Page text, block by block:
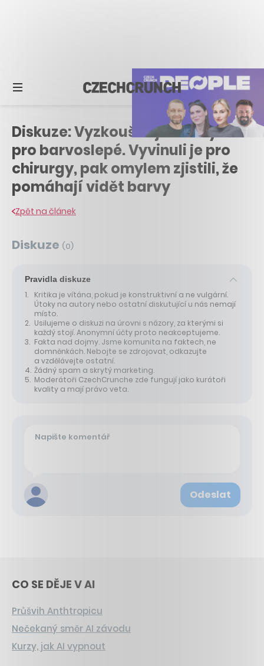
Diskuze: Vyzkoušeli jsme brýle
pro barvoslepé. Vyvinuli je pro
chirurgy, pak omylem zjistili, že
pomáhají vidět barvy
Zpět na článek
Diskuze (0)
Pravidla diskuze
Kritika je vítána, pokud je konstruktivní a ne vulgární.
Útoky na autory nebo ostatní diskutující u nás nemají
místo.
Usilujeme o diskuzi na úrovni s názory, za kterými si
každý stojí. Anonymní účty proto neakceptujeme.
Fakta nad dojmy. Jsme komunita na faktech, ne
domněnkách. Nebojte se zdrojovat, odkazujte
a vzdělávejte ostatní.
Žádný spam a skrytý marketing.
Moderátoři CzechCrunche zde fungují jako kurátoři
kvality a mají právo veta.
Odeslat
CO SE DĚJE V AI
Průšvih Anthtropicu
Nečekaný směr AI závodu
Kurzy, jak AI vypnout